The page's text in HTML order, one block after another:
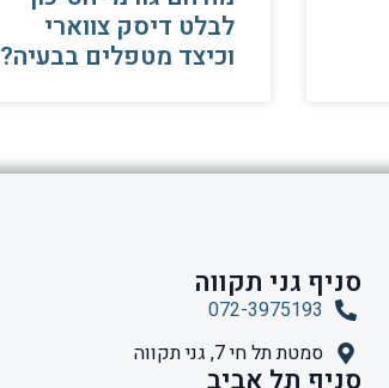
לבלט דיסק צווארי
וכיצד מטפלים בבעיה?
סניף גני תקווה
072-3975193
סמטת תל חי 7, גני תקווה